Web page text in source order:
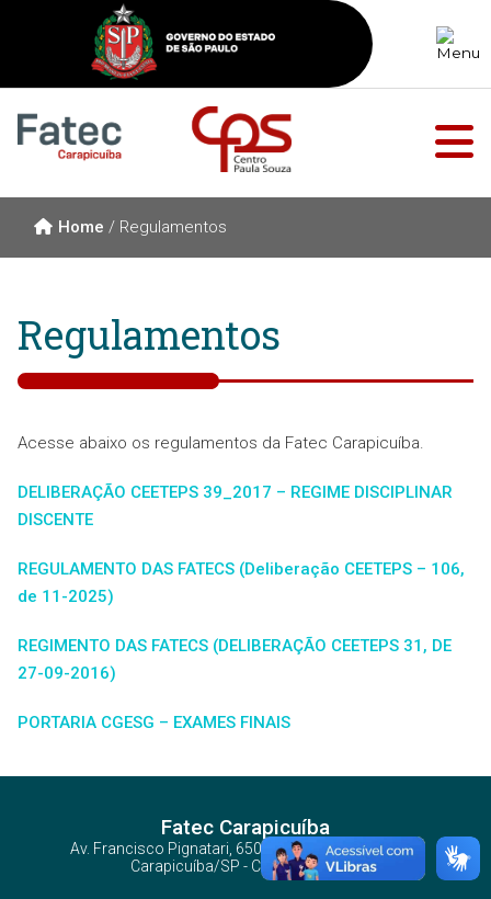
Home / Regulamentos
Regulamentos
Acesse abaixo os regulamentos da Fatec Carapicuíba.
DELIBERAÇÃO CEETEPS 39_2017 – REGIME DISCIPLINAR
DISCENTE
REGULAMENTO DAS FATECS (Deliberação CEETEPS – 106,
de 11-2025)
REGIMENTO DAS FATECS (DELIBERAÇÃO CEETEPS 31, DE
27-09-2016)
PORTARIA CGESG – EXAMES FINAIS
Fatec Carapicuíba
Av. Francisco Pignatari, 650 - Vila Gustavo Correia -
Carapicuíba/SP - CEP: 06310-390